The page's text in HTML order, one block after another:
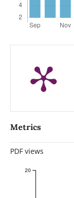
Metrics
PDF views
20